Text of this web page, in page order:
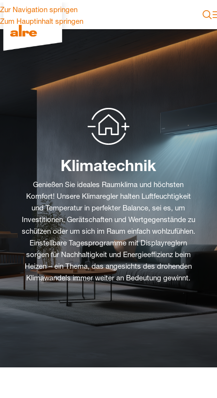
Zur Navigation springen
Zum Hauptinhalt springen
Klimatechnik
Genießen Sie ideales Raumklima und höchsten
Komfort! Unsere Klimaregler halten Luftfeuchtigkeit
und Temperatur in perfekter Balance, sei es, um
Investitionen, Gerätschaften und Wertgegenstände zu
schützen oder um sich im Raum einfach wohlzufühlen.
Einstellbare Tagesprogramme mit Displayreglern
sorgen für Nachhaltigkeit und Energieeffizienz beim
Heizen – ein Thema, das angesichts des drohenden
Klimawandels immer weiter an Bedeutung gewinnt.